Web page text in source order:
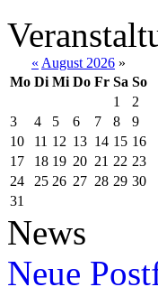
« August 2026 »
Mo Di Mi Do Fr Sa So
1
2
3
4 5 6 7 8
9
10
11 12 13 14 15 16
17
18 19 20 21 22 23
24
25 26 27 28 29 30
31
News
Neue